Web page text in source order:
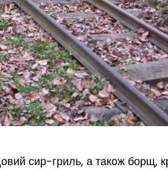
сир-гриль, а також борщ,